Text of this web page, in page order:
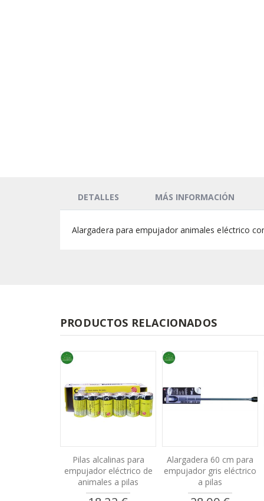
DETALLES
Alargadera para empujador animales eléctrico
MÁS INFORMACIÓN
PRODUCTOS RELACIONADOS
Pilas alcalinas para
empujador eléctrico de
animales a pilas
Alargadera 60 cm para
empujador gris eléctrico
a pilas